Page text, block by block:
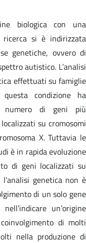
biologica con una
ricerca si è indirizzata
genetiche, ovvero di
autistico. L’analisi
effettuati su famiglie
condizione ha
numero di geni più
su cromosomi
X. Tuttavia le
è in rapida evoluzione
di geni localizzati su
genetica non è
di un solo gene
un’origine
di molti
nella produzione di